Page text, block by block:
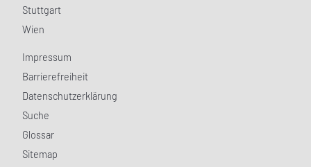
Stuttgart
Wien
Impressum
Barrierefreiheit
Datenschutzerklärung
Suche
Glossar
Sitemap